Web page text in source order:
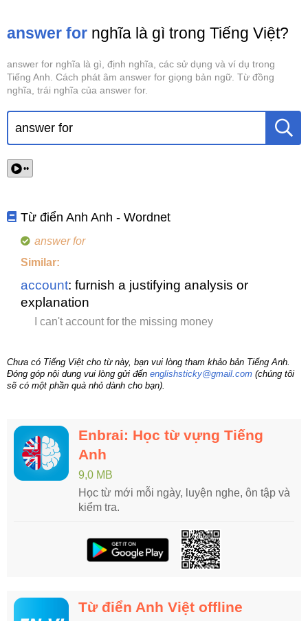
answer for nghĩa là gì trong Tiếng Việt?
answer for nghĩa là gì, định nghĩa, các sử dụng và ví dụ trong
Tiếng Anh. Cách phát âm answer for giọng bản ngữ. Từ đồng
nghĩa, trái nghĩa của answer for.
••
Từ điển Anh Anh - Wordnet
answer for
Similar:
account: furnish a justifying analysis or
explanation
I can't account for the missing money
Chưa có Tiếng Việt cho từ này, bạn vui lòng tham khảo bản Tiếng Anh.
Đóng góp nội dung vui lòng gửi đến englishsticky@gmail.com (chúng tôi
sẽ có một phần quà nhỏ dành cho bạn).
Enbrai: Học từ vựng Tiếng
Anh
9,0 MB
Học từ mới mỗi ngày, luyện nghe, ôn tập và
kiểm tra.
Từ điển Anh Việt offline